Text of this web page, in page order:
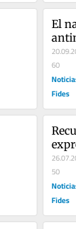
El
60
Fides
50
Fides